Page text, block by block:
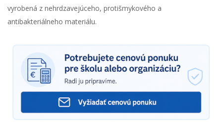
vyrobená z nehrdzavejúceho, protišmykového a
antibakteriálneho materiálu.